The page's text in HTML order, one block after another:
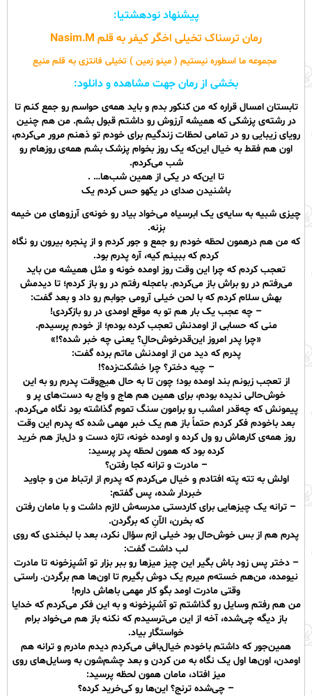
پیشنهاد نودهشتیا:
رمان ترسناک تخیلی اخگر کیفر به قلم Nasim.M
مجموعه ما اسطوره نیستیم ( مینو زمین ) تخیلی فانتزی به قلم منیع
بخشی از رمان جهت مشاهده و دانلود:
تابستان‌ امسال قراره که من کنکور بدم و باید همه‌ی حواسم رو جمع کنم تا
در رشته‌ی پزشکی که همیشه آرزوش رو داشتم قبول بشم.‌ من هم چنین
رویای زیبایی رو در تمامی لحظات زندگیم برای خودم تو ذهنم مرور می‌کردم،
اون هم فقط‌ به خیال این‌که یک روز بخوام پزشک بشم همه‌ی روز‌هام رو
شب می‌کردم.
تا‌ این‌که در یکی از همین شب‌ها… .
با‌شنیدن صدای در یکهو حس‌ کردم یک
چیزی شبیه به سایه‌ی یک ابرسیاه می‌خواد بیاد رو خونه‌ی آرزو‌های من خیمه
‌بزنه.
‌که من هم درهمون لحظه‌ خودم رو جمع‌ و جور کردم و از پنجره بیرون رو نگاه
کردم که ببینم کیه، آره پدرم ‌بود.
تعجب کردم که چرا ‌این وقت‌ روز اومده‌ خونه و مثل همیشه من باید
می‌رفتم در رو براش باز می‌کردم. باعجله رفتم در رو باز کردم؛ تا دیدمش
‌بهش سلام ‌کردم که‌ با لحن خیلی آرومی جوابم‌ رو‌ داد و بعد گفت:
– چه عجب یک بار هم تو به موقع اومدی در رو بازکردی!
منی که حسابی از اومدنش تعجب ‌کرده‌ بودم؛ از خودم پرسیدم.
«چرا پدر امروز این‌قدرخوش‌حالِ؟ یعنی چه ‌خبر شده‌؟!»
پدرم که دید من از اومدنش ماتم‌ برده گفت:
– چیه ‌دختر؟ چرا خشکت‌زده؟!
از تعجب زبونم بند اومده بود؛ چون تا به حال هیچ‌‌وقت پدرم رو به این
خوش‌حالی ندیده بودم، برای همین هم هاج و واج به دست‌های پر و
پیمونش که چه‌قدر امشب رو برامون سنگ تموم گذاشته‌ بود نگاه می‌کردم.
بعد باخودم ‌فکر کردم حتماً باز هم یک خبر مهمی شده که پدرم این وقت
روز همه‌ی کارهاش رو ول کرده و اومده خونه، تازه دست‌‌ و دل‌باز‌ هم خرید
‌کرده بود که‌ همون‌ لحظه پدر پرسید:‌
– مادرت و ترانه کجا رفتن؟
اولش به تته پته افتادم و خیال می‌کردم که پدرم از ارتباط من و جاوید
خبردار شده، پس گفتم:
– ترانه یک چیزهایی برای کاردستی مدرسه‌ش لازم داشت و با مامان رفتن
که بخرن، الآنِ که برگردن.
پدرم هم از بس خوش‌حال بود خیلی ازم‌ سؤال نکرد، بعد با لبخندی که روی
لب ‌داشت گفت:
– دختر پس زود باش بگیر این چیز میزها رو ببر بزار تو آشپز‌خونه تا مادرت‌
نیومده، من‌هم خسته‌م میرم یک دوش بگیرم تا اون‌ها هم برگردن. راستی
وقتی مادرت اومد بگو کار مهمی باهاش دارم!
من هم رفتم وسایل رو گذاشتم تو آشپزخونه و به ‌این فکر می‌کردم که خدایا
باز‌ دیگه چی‌شده، آخه از این می‌ترسیدم‌ که نکنه باز هم می‌خواد برام
خواستگار بیاد.
همین‌جور که داشتم باخودم خیال‌بافی می‌کردم دیدم مادرم و ترانه هم
اومدن، اون‌ها اول یک نگاه به من کردن و بعد چشم‌شون به وسایل‌های روی
میز افتاد، مامان همون‌ لحظه پرسید:
– چی‌شده ترنج؟ این‌ها رو کی‌خرید کرده؟